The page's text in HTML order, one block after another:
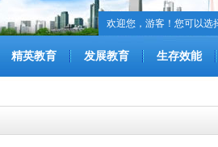
欢迎您，游客！您可以选
精英教育 发展教育 生存效能